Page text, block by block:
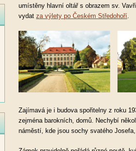
umístěny hlavní oltář s obrazem sv.
vydat za výlety po Českém Středohoří.
Zajímavá je i budova spořitelny z roku
zejména barokních, domů. Nechybí
náměstí, kde jsou sochy svatého